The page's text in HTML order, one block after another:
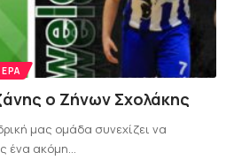
ο Ζήνων Σχολάκης
μας ομάδα συνεχίζει να
ένα ακόμη…